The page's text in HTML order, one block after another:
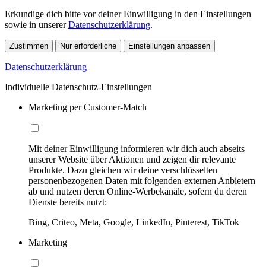
Erkundige dich bitte vor deiner Einwilligung in den Einstellungen
sowie in unsererDatenschutzerklärung.
Zustimmen Nur erforderliche Einstellungen anpassen
Datenschutzerklärung
Individuelle Datenschutz-Einstellungen
Marketing per Customer-Match
Mit deiner Einwilligung informieren wir dich auch abseits
unserer Website über Aktionen und zeigen dir relevante
Produkte. Dazu gleichen wir deine verschlüsselten
personenbezogenen Daten mit folgenden externen Anbietern
ab und nutzen deren Online-Werbekanäle, sofern du deren
Dienste bereits nutzt:
Bing, Criteo, Meta, Google, LinkedIn, Pinterest, TikTok
Marketing